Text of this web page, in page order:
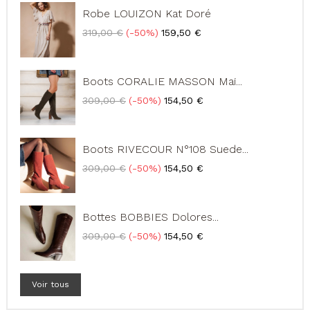
Robe LOUIZON Kat Doré
Prix
319,00 € -50% Prix
159,50 €
Boots CORALIE MASSON Mai...
Prix
309,00 € -50% Prix
154,50 €
Boots RIVECOUR N°108 Suede...
Prix
309,00 € -50% Prix
154,50 €
Bottes BOBBIES Dolores...
Prix
309,00 € -50% Prix
154,50 €
Voir tous